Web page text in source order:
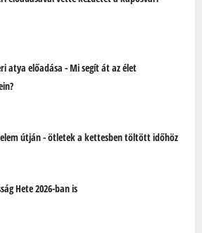
atya előadása - Mi segít át az élet
útján - ötletek a kettesben töltött időhöz
Hete 2026-ban is